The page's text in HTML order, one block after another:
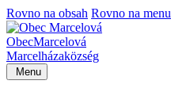
Rovno na obsah Rovno na menu
ObecMarcelová
Marcelházaközség
Menu